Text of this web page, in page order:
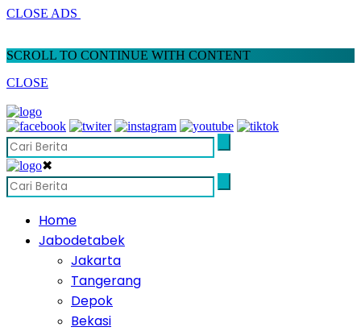
CLOSE ADS
SCROLL TO CONTINUE WITH CONTENT
CLOSE
✖
Home
Jabodetabek
Jakarta
Tangerang
Depok
Bekasi